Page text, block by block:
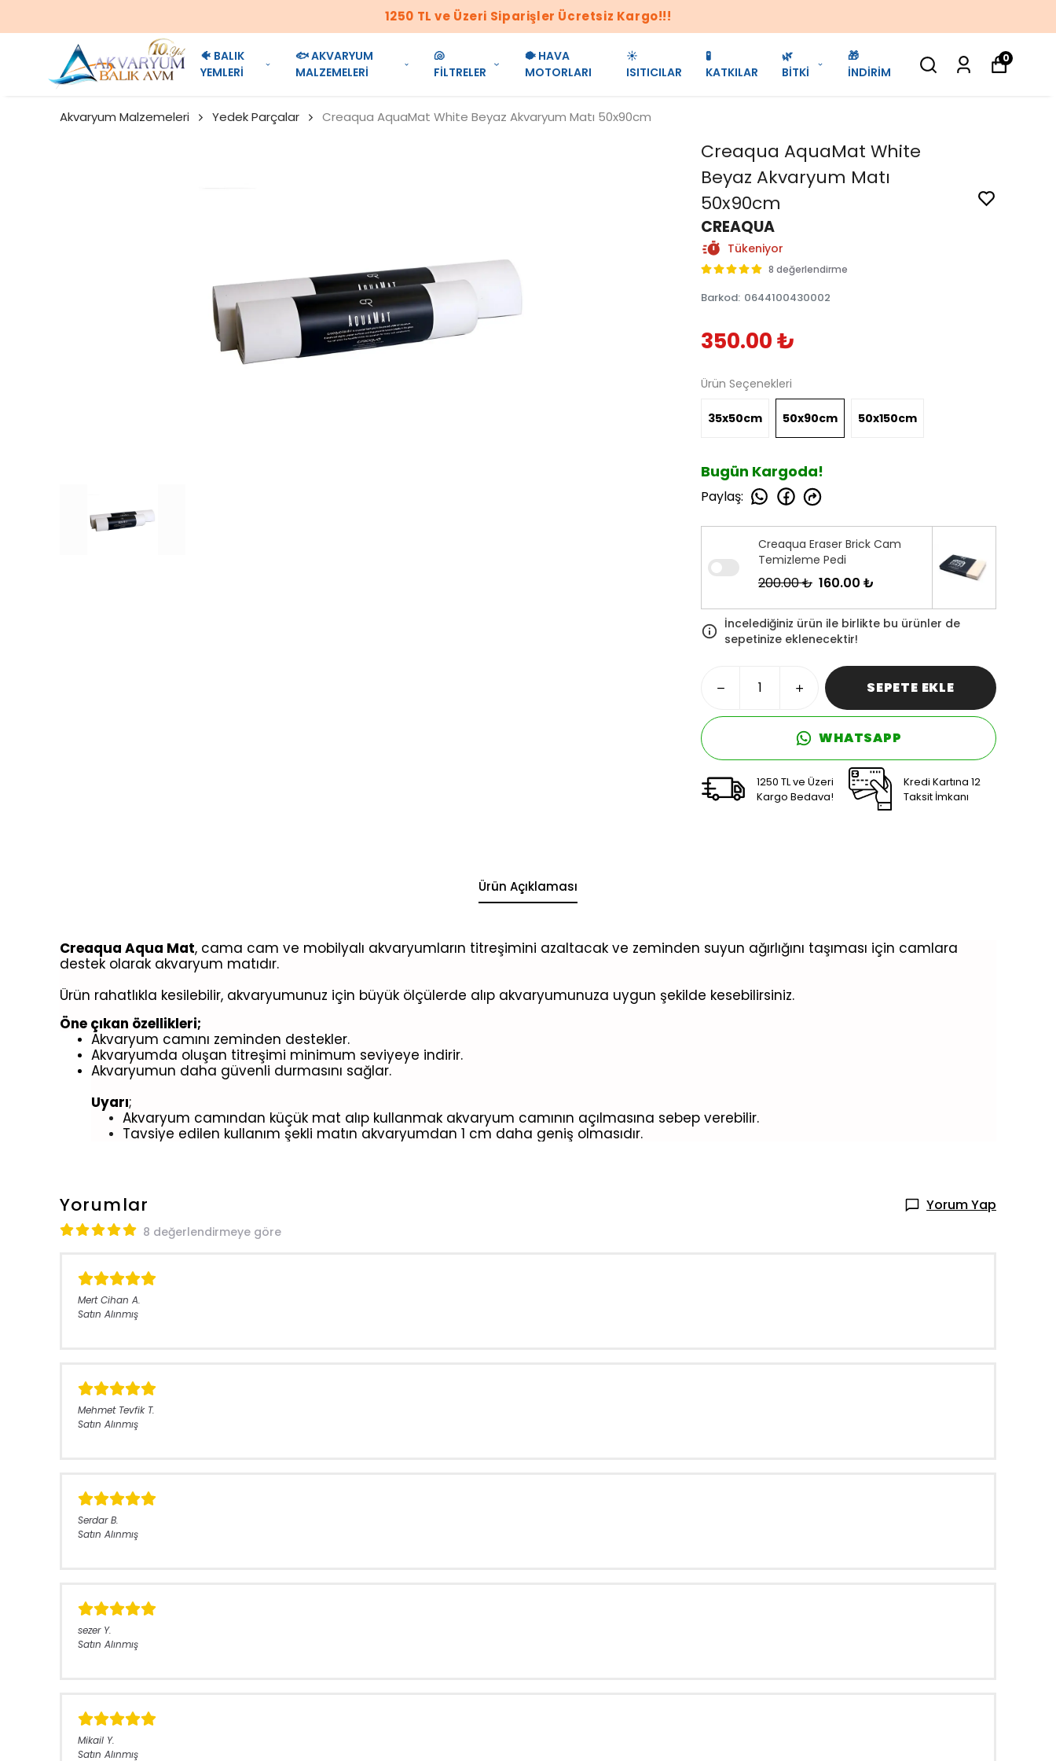
1250 TL ve Üzeri Siparişler Ücretsiz Kargo!!!
🐠 BALIK
YEMLERİ
🐟 AKVARYUM
MALZEMELERİ
🐚
FİLTRELER
🐡 HAVA
MOTORLARI
☀️
ISITICILAR
🧪
KATKILAR
🌿
BİTKİ
🎁
İNDİRİM
0
Akvaryum Malzemeleri Yedek Parçalar Creaqua AquaMat White Beyaz Akvaryum Matı 50x90cm
Creaqua AquaMat White
Beyaz Akvaryum Matı
50x90cm
CREAQUA
Tükeniyor
8 değerlendirme
Barkod: 0644100430002
350.00 ₺
Ürün Seçenekleri
35x50cm 50x90cm 50x150cm
Bugün Kargoda!
Paylaş:
Creaqua Eraser Brick Cam
Temizleme Pedi
200.00 ₺ 160.00 ₺
İncelediğiniz ürün ile birlikte bu ürünler de
sepetinize eklenecektir!
SEPETE EKLE
WHATSAPP
1250 TL ve Üzeri
Kargo Bedava!
Kredi Kartına 12
Taksit İmkanı
Ürün Açıklaması
Creaqua Aqua Mat, cama cam ve mobilyalı akvaryumların titreşimini azaltacak ve zeminden suyun ağırlığını taşıması için camlara
destek olarak akvaryum matıdır.
Ürün rahatlıkla kesilebilir, akvaryumunuz için büyük ölçülerde alıp akvaryumunuza uygun şekilde kesebilirsiniz.
Öne çıkan özellikleri;
Akvaryum camını zeminden destekler.
Akvaryumda oluşan titreşimi minimum seviyeye indirir.
Akvaryumun daha güvenli durmasını sağlar.
Uyarı;
Akvaryum camından küçük mat alıp kullanmak akvaryum camının açılmasına sebep verebilir.
Tavsiye edilen kullanım şekli matın akvaryumdan 1 cm daha geniş olmasıdır.
Yorumlar Yorum Yap
8 değerlendirmeye göre
Mert Cihan A.
Satın Alınmış
Mehmet Tevfik T.
Satın Alınmış
Serdar B.
Satın Alınmış
sezer Y.
Satın Alınmış
Mikail Y.
Satın Alınmış